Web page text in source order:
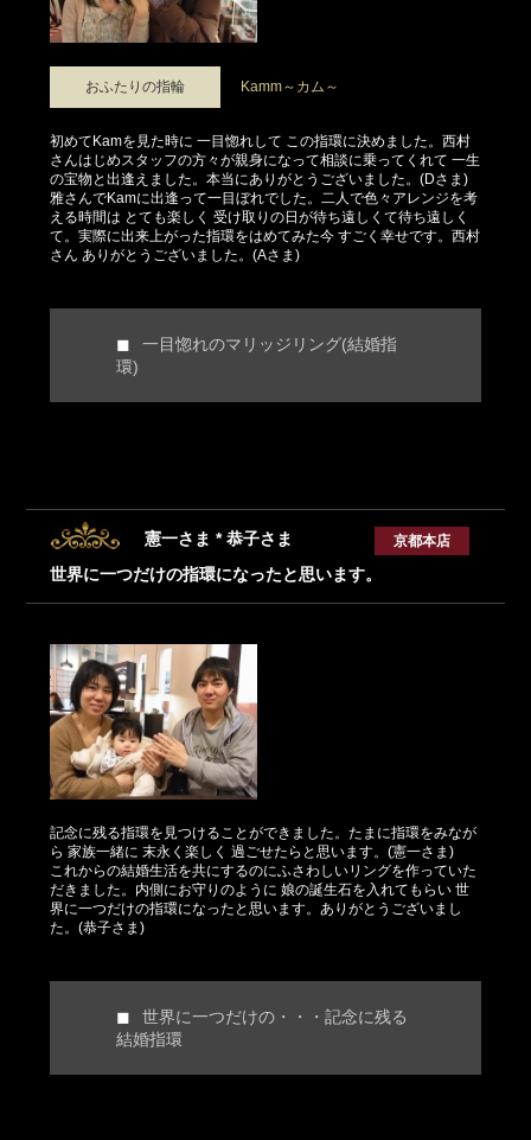
おふたりの指輪 Kamm～カム～
初めてKamを見た時に 一目惚れして この指環に決めました。西村
さんはじめスタッフの方々が親身になって相談に乗ってくれて 一生
の宝物と出逢えました。本当にありがとうございました。(Dさま)
雅さんでKamに出逢って一目ぼれでした。二人で色々アレンジを考
える時間は とても楽しく 受け取りの日が待ち遠しくて待ち遠しく
て。実際に出来上がった指環をはめてみた今 すごく幸せです。西村
さん ありがとうございました。(Aさま)
一目惚れのマリッジリング(結婚指
環)
憲一さま * 恭子さま
世界に一つだけの指環になったと思います。
京都本店
記念に残る指環を見つけることができました。たまに指環をみなが
ら 家族一緒に 末永く楽しく 過ごせたらと思います。(憲一さま)
これからの結婚生活を共にするのにふさわしいリングを作っていた
だきました。内側にお守りのように 娘の誕生石を入れてもらい 世
界に一つだけの指環になったと思います。ありがとうございまし
た。(恭子さま)
世界に一つだけの・・・記念に残る
結婚指環